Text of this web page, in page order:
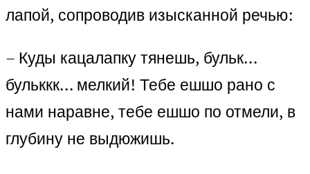
лапой, сопроводив изысканной речью:
– Куды кацалапку тянешь, бульк…
бульккк… мелкий! Тебе ешшо рано с
нами наравне, тебе ешшо по отмели, в
глубину не выдюжишь.